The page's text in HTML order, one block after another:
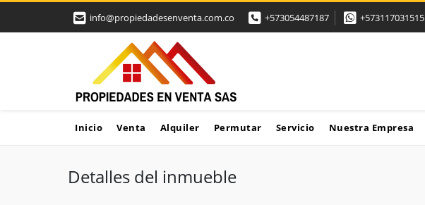
info@propiedadesenventa.com.co +573054487187 +573117031515
Inicio Venta Alquiler Permutar Servicio Nuestra Empresa
Detalles del inmueble